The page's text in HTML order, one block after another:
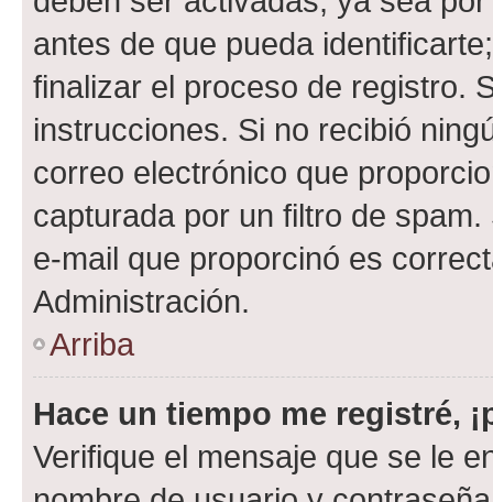
antes de que pueda
finalizar el proceso de registro.
instrucciones. Si no recibió
correo electrónico que
capturada por un filtro de
e-mail que proporcinó es
Administración.
Arriba
Hace un tiempo me registré,
Verifique el mensaje que se le